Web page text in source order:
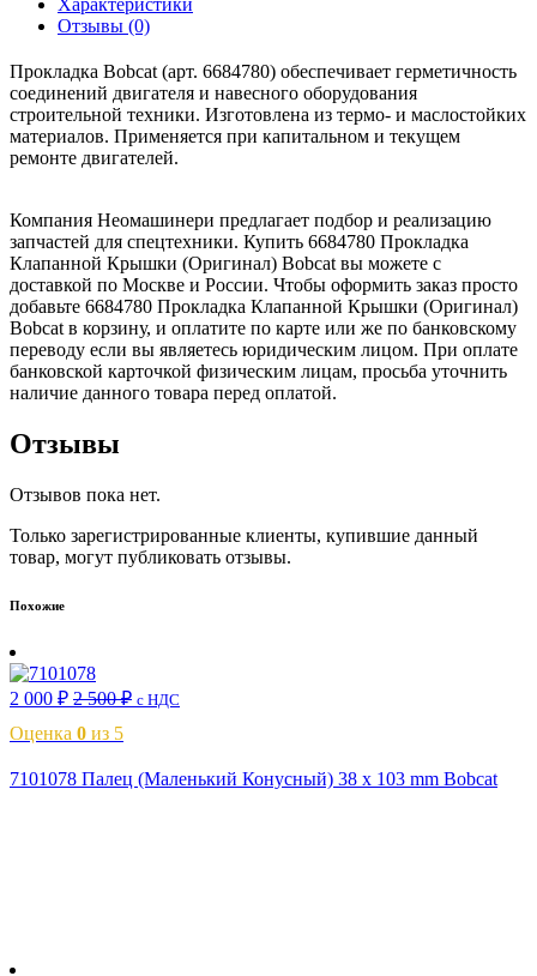
Отзывы (0)
Прокладка Bobcat (арт. 6684780) обеспечивает герметичность
соединений двигателя и навесного оборудования
строительной техники. Изготовлена из термо- и маслостойких
материалов. Применяется при капитальном и текущем
ремонте двигателей.
Компания Неомашинери предлагает подбор и реализацию
запчастей для спецтехники. Купить 6684780 Прокладка
Клапанной Крышки (Оригинал) Bobcat вы можете с
доставкой по Москве и России. Чтобы оформить заказ просто
добавьте 6684780 Прокладка Клапанной Крышки (Оригинал)
Bobcat в корзину, и оплатите по карте или же по банковскому
переводу если вы являетесь юридическим лицом. При оплате
банковской карточкой физическим лицам, просьба уточнить
наличие данного товара перед оплатой.
Отзывы
Отзывов пока нет.
Только зарегистрированные клиенты, купившие данный
товар, могут публиковать отзывы.
Похожие
2 000 ₽ 2 500₽ с НДС
Оценка 0 из 5
7101078 Палец (Маленький Конусный) 38 x 103 mm Bobcat